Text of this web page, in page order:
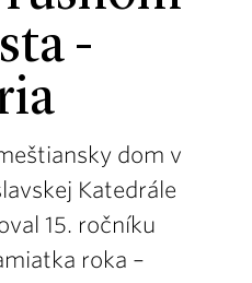
-
dom v
Katedrále
15. ročníku
roka –